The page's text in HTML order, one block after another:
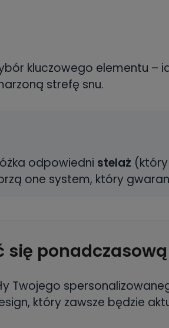
kluczowego elementu –
strefę snu.
odpowiedni stelaż
one system, który
się
Twojego
który zawsze będzie